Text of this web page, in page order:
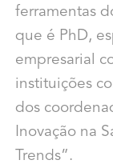
ferramentas
que é PhD,
empresarial
instituições
dos
Inovação na
Trends”.